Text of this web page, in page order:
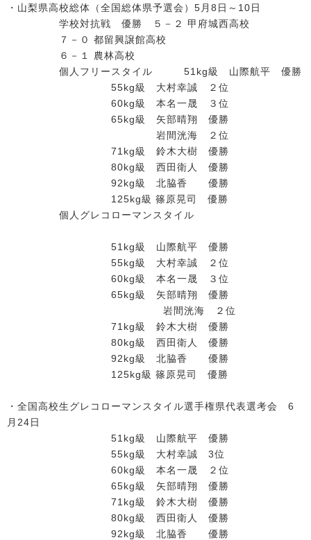
・山梨県高校総体（全国総体県予選会）5月8日～10日
学校対抗戦 優勝 ５－２ 甲府城西高校
７－０ 都留興譲館高校
６－１ 農林高校
個人フリースタイル 51kg級 山際航平 優勝
55kg級 大村幸誠 ２位
60kg級 本名一晟 ３位
65kg級 矢部晴翔 優勝
岩間洸海 ２位
71kg級 鈴木大樹 優勝
80kg級 西田衛人 優勝
92kg級 北脇香 優勝
125kg級 篠原晃司 優勝
個人グレコローマンスタイル
51kg級 山際航平 優勝
55kg級 大村幸誠 ２位
60kg級 本名一晟 ３位
65kg級 矢部晴翔 優勝
岩間洸海 ２位
71kg級 鈴木大樹 優勝
80kg級 西田衛人 優勝
92kg級 北脇香 優勝
125kg級 篠原晃司 優勝
・全国高校生グレコローマンスタイル選手権県代表選考会 6
月24日
51kg級 山際航平 優勝
55kg級 大村幸誠 3位
60kg級 本名一晟 ２位
65kg級 矢部晴翔 優勝
71kg級 鈴木大樹 優勝
80kg級 西田衛人 優勝
92kg級 北脇香 優勝